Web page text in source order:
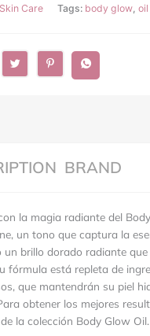
Skin Care Tags: body glow oil
BRAND
la magia radiante del
un tono que captura la
un brillo dorado radiante
fórmula está repleta de
que mantendrán su piel
obtener los mejores
la colección Body Glow Oil.